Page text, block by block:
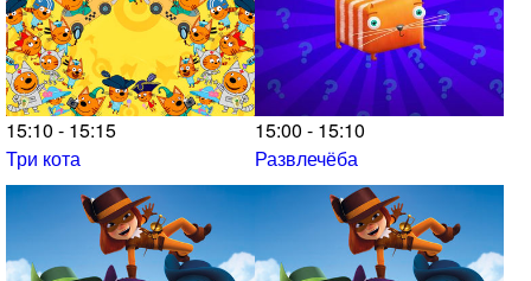
15:10 - 15:15
Три кота
15:00 - 15:10
Развлечёба